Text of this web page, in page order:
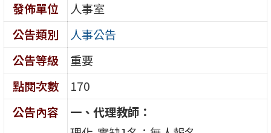
發佈單位
人事室
公告類別
人事公告
公告等級
重要
點閱次數
170
公告內容
一、代理教師：